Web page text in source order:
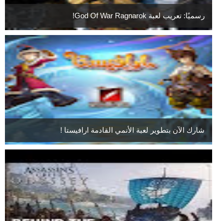
رسميًا: تعريب لعبة God Of War Ragnarok!
شارك الآن بتطوير لعبة الأنمي القادمة ارافيستا !